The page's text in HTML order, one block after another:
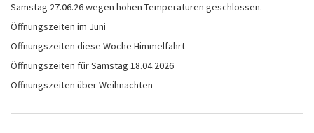
Samstag 27.06.26 wegen hohen Temperaturen geschlossen.
Öffnungszeiten im Juni
Öffnungszeiten diese Woche Himmelfahrt
Öffnungszeiten für Samstag 18.04.2026
Öffnungszeiten über Weihnachten